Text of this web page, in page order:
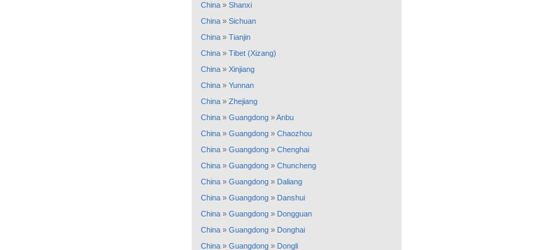
China » Shanxi
China » Sichuan
China » Tianjin
China » Tibet (Xizang)
China » Xinjiang
China » Yunnan
China » Zhejiang
China » Guangdong »Anbu
China » Guangdong » Chaozhou
China » Guangdong » Chenghai
China » Guangdong » Chuncheng
China » Guangdong » Daliang
China » Guangdong » Danshui
China » Guangdong » Dongguan
China » Guangdong » Donghai
China » Guangdong » Dongli